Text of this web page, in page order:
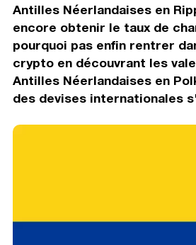
Antilles Néerlandaises en
encore obtenir le taux de
pourquoi pas enfin rentrer
crypto en découvrant les
Antilles Néerlandaises en
des devises internationales